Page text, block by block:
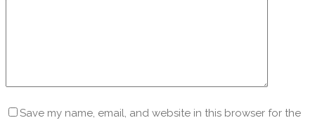
Save my name, email, and website in this browser for the